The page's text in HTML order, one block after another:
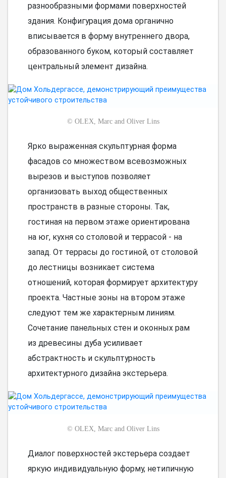
разнообразными формами поверхностей
здания. Конфигурация дома органично
вписывается в форму внутреннего двора,
образованного буком, который составляет
центральный элемент дизайна.
© OLEX, Marc and Oliver Lins
Ярко выраженная скульптурная форма
фасадов со множеством всевозможных
вырезов и выступов позволяет
организовать выход общественных
пространств в разные стороны. Так,
гостиная на первом этаже ориентирована
на юг, кухня со столовой и террасой - на
запад. От террасы до гостиной, от столовой
до лестницы возникает система
отношений, которая формирует архитектуру
проекта. Частные зоны на втором этаже
следуют тем же характерным линиям.
Сочетание панельных стен и оконных рам
из древесины дуба усиливает
абстрактность и скульптурность
архитектурного дизайна экстерьера.
© OLEX, Marc and Oliver Lins
Диалог поверхностей экстерьера создает
яркую индивидуальную форму, нетипичную